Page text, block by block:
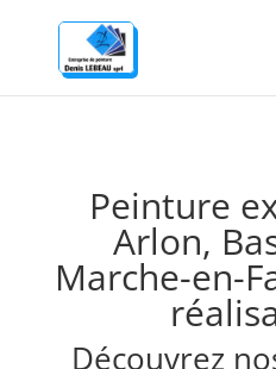
Peinture
Arlon,
Marche-en-
Découvrez